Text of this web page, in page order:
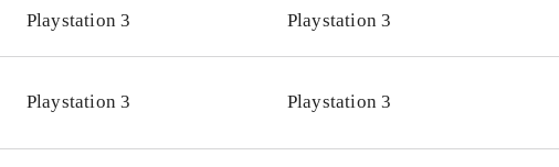
købe magiske genstande. Gameplay er relativt hurtigt indlært, men
og Lego Pirates of the Caribbean
Playstation 3 Playstation 3
Playstation 3 Playstation 3